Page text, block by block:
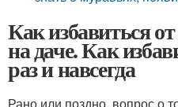
Как избавиться
на даче. Как
раз и навсегда